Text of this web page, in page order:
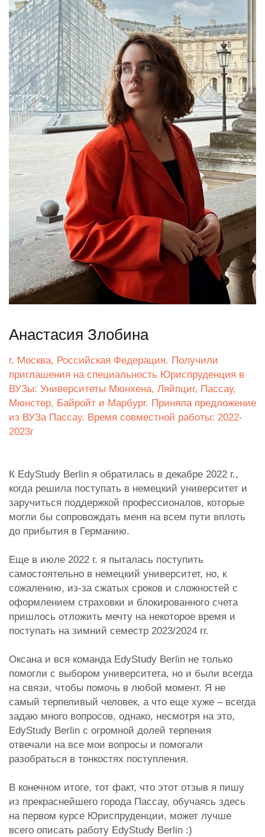
Анастасия Злобина
г. Москва, Российская Федерация. Получили
приглашения на специальность Юриспруденция в
ВУЗы: Университеты Мюнхена, Ляйпциг, Пассау,
Мюнстер, Байройт и Марбург. Приняла предложение
из ВУЗа Пассау. Время совместной работы: 2022-
2023г
К EdyStudy Berlin я обратилась в декабре 2022 г.,
когда решила поступать в немецкий университет и
заручиться поддержкой профессионалов, которые
могли бы сопровождать меня на всем пути вплоть
до прибытия в Германию.
Еще в июле 2022 г. я пыталась поступить
самостоятельно в немецкий университет, но, к
сожалению, из-за сжатых сроков и сложностей с
оформлением страховки и блокированного счета
пришлось отложить мечту на некоторое время и
поступать на зимний семестр 2023/2024 гг.
Оксана и вся команда EdyStudy Berlin не только
помогли с выбором университета, но и были всегда
на связи, чтобы помочь в любой момент. Я не
самый терпеливый человек, а что еще хуже – всегда
задаю много вопросов, однако, несмотря на это,
EdyStudy Berlin с огромной долей терпения
отвечали на все мои вопросы и помогали
разобраться в тонкостях поступления.
В конечном итоге, тот факт, что этот отзыв я пишу
из прекраснейшего города Пассау, обучаясь здесь
на первом курсе Юриспруденции, может лучше
всего описать работу EdyStudy Berlin :)